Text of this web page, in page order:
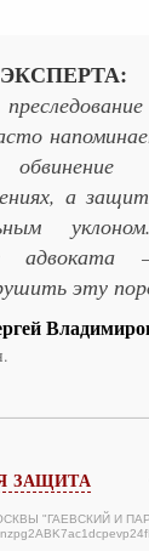
а
адвоката
эту
ЗАЩИТА
"ГАЕВСКИЙ И